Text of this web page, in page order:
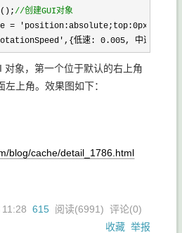
//创建GUI对象
=
低速: 0.005, 中速:
对象，第一个位于默认的右上角
上角。效果图如下：
blog/cache/detail_1786.html
615 阅读(6991) 评论(0)
收藏 举报